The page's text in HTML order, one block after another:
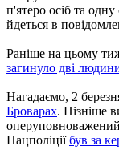
п'ятеро осіб та одну
йдеться в
Раніше на цьому
загинуло дві
Нагадаємо, 2
Броварах. Пізніше
оперуповноважений
Нацполіціїбув за